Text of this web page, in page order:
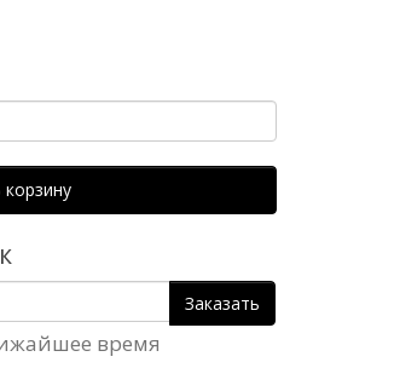
корзину
Заказать
время